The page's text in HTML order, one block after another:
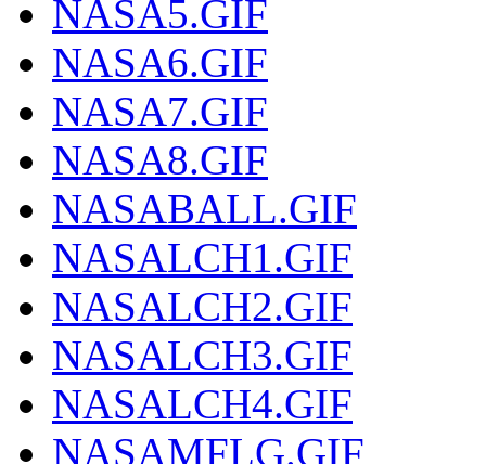
NASA5.GIF
NASA6.GIF
NASA7.GIF
NASA8.GIF
NASABALL.GIF
NASALCH1.GIF
NASALCH2.GIF
NASALCH3.GIF
NASALCH4.GIF
NASAMFLG.GIF